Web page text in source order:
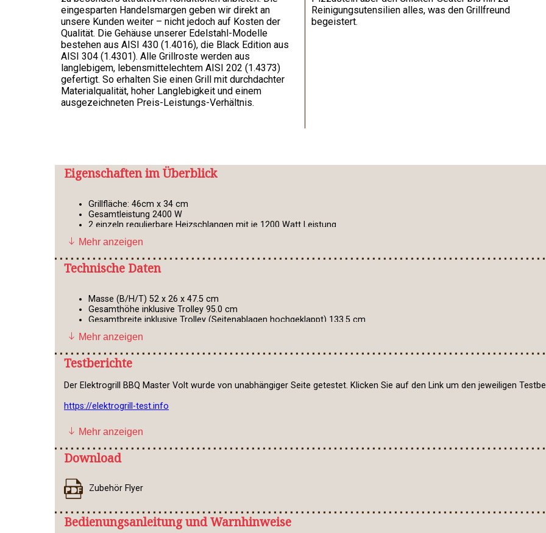
eingesparten Handelsmargen geben wir direkt an
unsere Kunden weiter – nicht jedoch auf Kosten der
Qualität. Die Gehäuse unserer Edelstahl-Modelle
bestehen aus AISI 430 (1.4016), die Black Edition aus
AISI 304 (1.4301). Alle Grillroste werden aus
langlebigem, lebensmittelechtem AISI 202 (1.4373)
gefertigt. So erhalten Sie einen Grill mit durchdachter
Materialqualität, hoher Langlebigkeit und einem
ausgezeichneten Preis-Leistungs-Verhältnis.
Reinigungsutensilien alles, was den Grillfreund
begeistert.
Eigenschaften im Überblick
Grillfläche: 46cm x 34 cm
Gesamtleistung 2400 W
2 einzeln regulierbare Heizschlangen mit je 1200 Watt Leistung
1 Gussrost (23 x 34 cm)
1 Edelstahlwarmhalterost
Stufenlose automatische Temperaturregelung
1 eingebaute Temperaturanzeige
Dickwandiges, rostfreies Edelstahl-Gehäuse
Pulverbeschichtete Gehäuseseiten
1 Deckel mit isoliertem Handgriff
Hinweis:Bitte immer nur eine geschlossene Platte (Gussplatte, Lavasteinplatte, oder Edelstahlplatte) und einen Rost
Mehr anzeigen
Technische Daten
Masse (B/H/T) 52 x 26 x 47.5 cm
Gesamthöhe inklusive Trolley 95.0 cm
Gesamtbreite inklusive Trolley (Seitenablagen hochgeklappt) 133.5 cm
Gewicht 14.9 kg
Masse der Verpackung (B/H/T) 62.5 x 32.5 x 56.5 cm
Stromkabellänge 1.2m
Mehr anzeigen
Testberichte
Der Elektrogrill BBQ Master Volt wurde von unabhängiger Seite getestet. Klicken Sie auf den Link um den jeweiligen
https://elektrogrill-test.info
https://www.elektrogrill-test.de
K-Tipp Elektrogrill Test 09/2025
Mehr anzeigen
Download
Zubehör Flyer
Bedienungsanleitung und Warnhinweise